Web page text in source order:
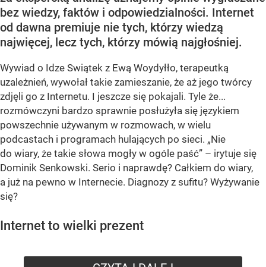
bez wiedzy, faktów i odpowiedzialności. Internet
od dawna premiuje nie tych, którzy wiedzą
najwięcej, lecz tych, którzy mówią najgłośniej.
Wywiad o Idze Swiątek z Ewą Woydyłło, terapeutką
uzależnień, wywołał takie zamieszanie, że aż jego twórcy
zdjęli go z Internetu. I jeszcze się pokajali. Tyle że...
rozmówczyni bardzo sprawnie posłużyła się językiem
powszechnie używanym w rozmowach, w wielu
podcastach i programach hulających po sieci. „Nie
do wiary, że takie słowa mogły w ogóle paść” – irytuje się
Dominik Senkowski. Serio i naprawdę? Całkiem do wiary,
a już na pewno w Internecie. Diagnozy z sufitu? Wyżywanie
się?
Internet to wielki prezent